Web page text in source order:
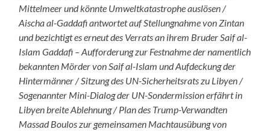
Mittelmeer und könnte Umweltkatastrophe auslösen /
Aischa al-Gaddafi antwortet auf Stellungnahme von Zintan
und bezichtigt es erneut des Verrats an ihrem Bruder Saif al-
Islam Gaddafi – Aufforderung zur Festnahme der namentlich
bekannten Mörder von Saif al-Islam und Aufdeckung der
Hintermänner / Sitzung des UN-Sicherheitsrats zu Libyen /
Sogenannter Mini-Dialog der UN-Sondermission erfährt in
Libyen breite Ablehnung / Plan des Trump-Verwandten
Massad Boulos zur gemeinsamen Machtausübung von